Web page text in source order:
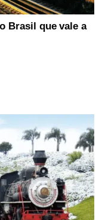
Brasil que vale a